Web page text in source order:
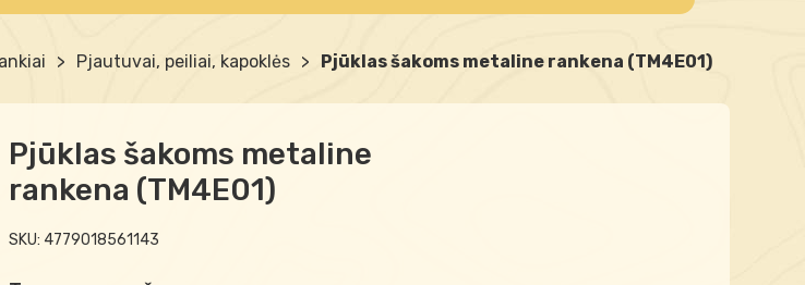
> Pjautuvai, peiliai, kapoklės > Pjūklas šakoms metaline rankena (TM4E01)
Pjūklas šakoms metaline
rankena (TM4E01)
SKU: 4779018561143